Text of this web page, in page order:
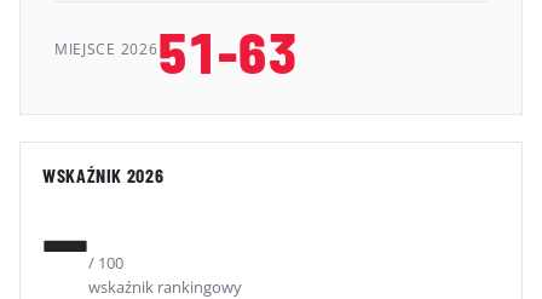
MIEJSCE 202651-63
WSKAŹNIK 2026
—/ 100
wskaźnik rankingowy